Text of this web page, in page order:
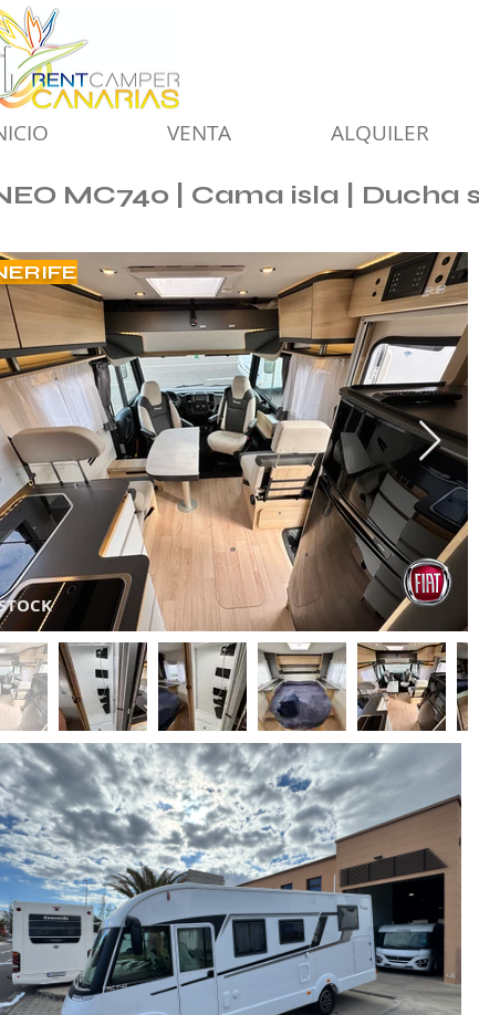
VENTA ALQUILER
MC740 | Cama isla | Ducha